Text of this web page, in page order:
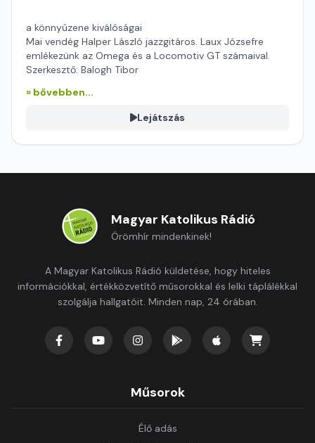
a könnyűzene kiválóságai
Mai vendég Halper László jazzgitáros. Laux Józsefre
emlékezünk az Omega és a Locomotiv GT számaival.
Szerkesztő: Balogh Tibor
» bővebben...
Lejátszás
Magyar Katolikus Rádió
Örömhír mindenkinek!
A Magyar Katolikus Rádió küldetése, hogy hiteles
információkkal, értékközvetítő műsorokkal és lelki táplálékkal
szolgálja hallgatóit. Minden nap, 24 órában.
Műsorok
Élő adás